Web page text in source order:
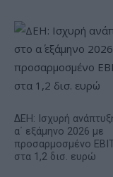
ΔΕΗ: Ισχυρή
α΄ εξάμηνο 2026 με
προσαρμοσμένο
στα 1,2 δισ. ευρώ